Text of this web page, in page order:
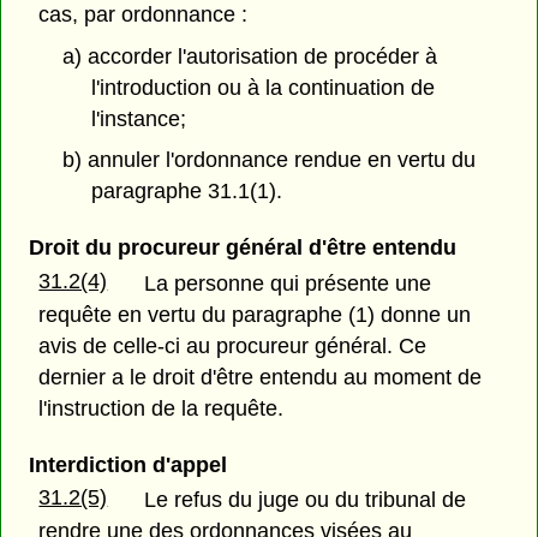
cas, par ordonnance :
a) accorder l'autorisation de procéder à
l'introduction ou à la continuation de
l'instance;
b) annuler l'ordonnance rendue en vertu du
paragraphe 31.1(1).
Droit du procureur général d'être entendu
31.2(4)
La personne qui présente une
requête en vertu du paragraphe (1) donne un
avis de celle-ci au procureur général. Ce
dernier a le droit d'être entendu au moment de
l'instruction de la requête.
Interdiction d'appel
31.2(5)
Le refus du juge ou du tribunal de
rendre une des ordonnances visées au